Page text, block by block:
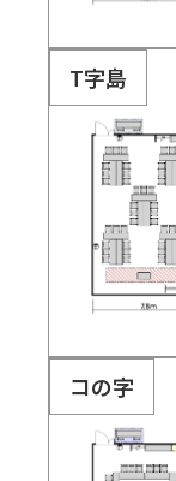
T字島
コの字